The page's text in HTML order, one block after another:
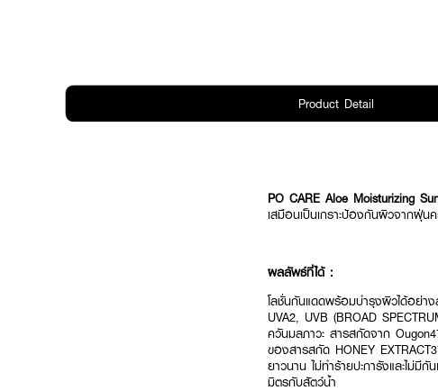
Product Detail
PO CARE Aloe Moisturizing
เสมือนเป็นเกราะป้องกันผิวจากฝุ่น
ผลลัพธ์ที่ได้ :
โลชั่นกันแดดพร้อมบำรุงผิวได้อย่า
UVA2, UVB (BROAD
ควันมลภาวะ สารสกัดจาก
ของสารสกัด HONEY
ยาวนาน ไม่ทำร้ายปะการังและไม่
มิตรกับสัตว์น้ำ